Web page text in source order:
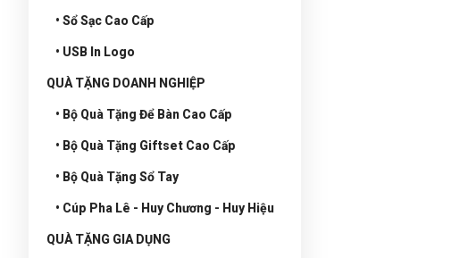
• Sổ Sạc Cao Cấp
• USB In Logo
QUÀ TẶNG DOANH NGHIỆP
• Bộ Quà Tặng Để Bàn Cao Cấp
• Bộ Quà Tặng Giftset Cao Cấp
• Bộ Quà Tặng Sổ Tay
• Cúp Pha Lê - Huy Chương - Huy Hiệu
QUÀ TẶNG GIA DỤNG